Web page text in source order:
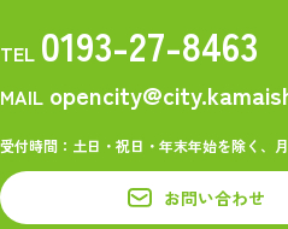
TEL 0193-27-8463
MAIL
受付時間：土日・祝日・年末年始を除く、
お問い合わせ